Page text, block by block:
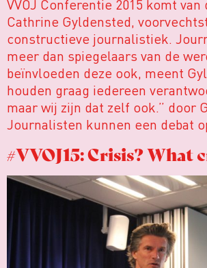
VVOJ Conferentie 2015 komt van
Cathrine Gyldensted,
constructieve journalistiek.
meer dan spiegelaars van de
beïnvloeden deze ook, meent
houden graag iedereen
maar wij zijn dat zelf ook.” door
Journalisten kunnen een debat
#VVOJ15: Crisis? What